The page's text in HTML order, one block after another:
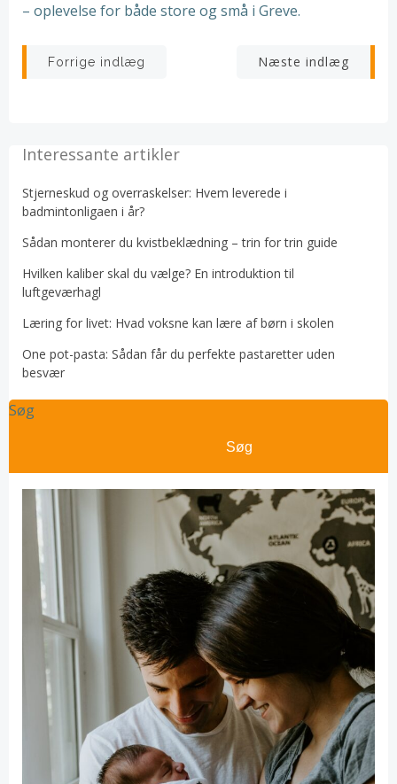
– oplevelse for både store og små i Greve.
Indlægsnavigation
Forrige indlæg Næste indlæg
Interessante artikler
Stjerneskud og overraskelser: Hvem leverede i
badmintonligaen i år?
Sådan monterer du kvistbeklædning – trin for trin guide
Hvilken kaliber skal du vælge? En introduktion til
luftgeværhagl
Læring for livet: Hvad voksne kan lære af børn i skolen
One pot-pasta: Sådan får du perfekte pastaretter uden
besvær
Søg
Søg